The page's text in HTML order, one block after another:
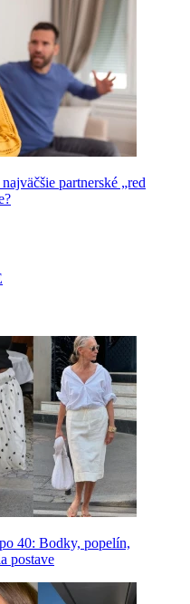
partnerské „red
40: Bodky, popelín,
postave